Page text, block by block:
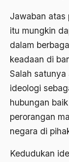
Jawaban atas
itu mungkin
dalam
keadaan di
Salah satunya
ideologi
hubungan
perorangan
negara di
Kedudukan
Ahmad Syafi’i
Ahmad
ahmad wahib
Ahmad Wahid
Ahmadiyah
AIDS
Airport
Airport Changi